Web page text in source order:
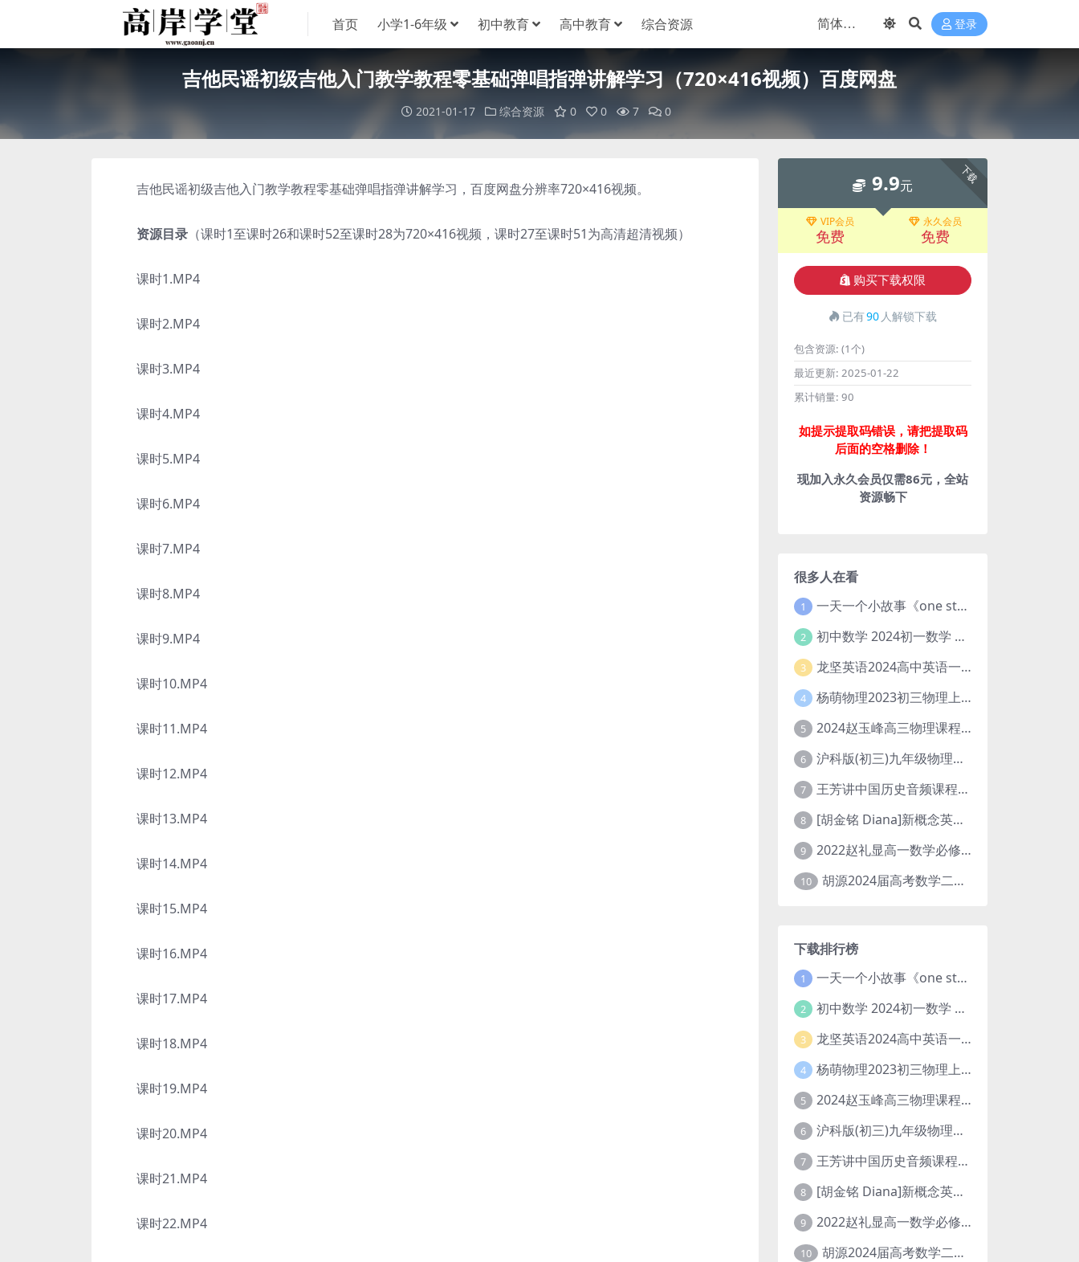
首页 小学1-6年级 初中教育 高中教育 综合资源 登录
吉他民谣初级吉他入门教学教程零基础弹唱指弹讲解学习（720×416视频）百度网盘
2021-01-17 综合资源 0 0 7 0
吉他民谣初级吉他入门教学教程零基础弹唱指弹讲解学习，百度网盘分辨率720×416视频。
资源目录 （课时1至课时26和课时52至课时28为720×416视频，课时27至课时51为高清超清视频）
课时1.MP4
课时2.MP4
课时3.MP4
课时4.MP4
课时5.MP4
课时6.MP4
课时7.MP4
课时8.MP4
课时9.MP4
课时10.MP4
课时11.MP4
课时12.MP4
课时13.MP4
课时14.MP4
课时15.MP4
课时16.MP4
课时17.MP4
课时18.MP4
课时19.MP4
课时20.MP4
课时21.MP4
课时22.MP4
下载
9.9元
VIP会员
免费
永久会员
免费
购买下载权限
已有90 人解锁下载
包含资源: (1个)
最近更新: 2025-01-22
累计销量: 90
如提示提取码错误，请把提取码
后面的空格删除！
现加入永久会员仅需86元，全站
资源畅下
很多人在看
1 一天一个小故事《one story a day》初中版 百度网盘分享下载
2 初中数学 2024初一数学 朱韬数学 S班春季下 A+班春季下 百度云网盘
3 龙坚英语2024高中英语一轮系统班(全国卷+北京卷)
4 杨萌物理2023初三物理上秋季A+班(视频+讲义) 百度网盘分享
5 2024赵玉峰高三物理课程24年高考物理一轮复习网课教程
6 沪科版(初三)九年级物理全一册网课教学视频全集(录播版 杜春雨 66讲)
7 王芳讲中国历史音频课程全集(上下五千年)
8 [胡金铭 Diana]新概念英语第1册教学视频课程(全集 百度网盘下载)
9 2022赵礼显高一数学必修一课程视频资源(秋季班 含讲义)百度网盘云
10 胡源2024届高考数学二轮寒假春季精讲 百度网盘分享
下载排行榜
1 一天一个小故事《one story a day》初中版 百度网盘分享下载
2 初中数学 2024初一数学 朱韬数学 S班春季下 A+班春季下 百度云网盘
3 龙坚英语2024高中英语一轮系统班(全国卷+北京卷)
4 杨萌物理2023初三物理上秋季A+班(视频+讲义) 百度网盘分享
5 2024赵玉峰高三物理课程24年高考物理一轮复习网课教程
6 沪科版(初三)九年级物理全一册网课教学视频全集(录播版 杜春雨 66讲)
7 王芳讲中国历史音频课程全集(上下五千年)
8 [胡金铭 Diana]新概念英语第1册教学视频课程(全集 百度网盘下载)
9 2022赵礼显高一数学必修一课程视频资源(秋季班 含讲义)百度网盘云
10 胡源2024届高考数学二轮寒假春季精讲 百度网盘分享